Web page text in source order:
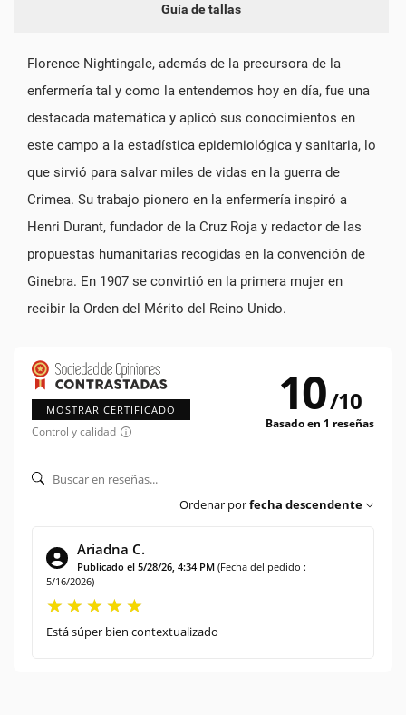
Guía de tallas
Florence Nightingale, además de la precursora de la
enfermería tal y como la entendemos hoy en día, fue una
destacada matemática y aplicó sus conocimientos en
este campo a la estadística epidemiológica y sanitaria, lo
que sirvió para salvar miles de vidas en la guerra de
Crimea. Su trabajo pionero en la enfermería inspiró a
Henri Durant, fundador de la Cruz Roja y redactor de las
propuestas humanitarias recogidas en la convención de
Ginebra. En 1907 se convirtió en la primera mujer en
recibir la Orden del Mérito del Reino Unido.
MOSTRAR CERTIFICADO
Control y calidad
10/10
Basado en 1 reseñas
Ordenar porfecha descendente
Ariadna C.
Publicado el 5/28/26, 4:34 PM (Fecha del pedido :
5/16/2026)
Está súper bien contextualizado